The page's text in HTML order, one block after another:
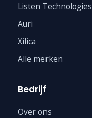
Listen Technologies
Auri
Xilica
Alle merken
Bedrijf
Over ons